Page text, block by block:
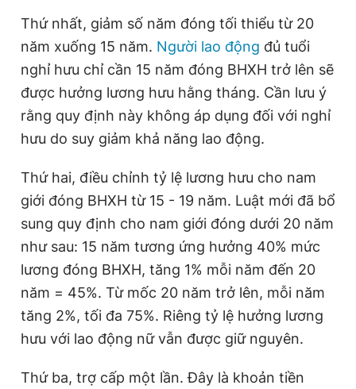
Thứ nhất, giảm số năm đóng tối thiểu từ 20
năm xuống 15 năm. Người lao động đủ tuổi
nghỉ hưu chỉ cần 15 năm đóng BHXH trở lên sẽ
được hưởng lương hưu hằng tháng. Cần lưu ý
rằng quy định này không áp dụng đối với nghỉ
hưu do suy giảm khả năng lao động.
Thứ hai, điều chỉnh tỷ lệ lương hưu cho nam
giới đóng BHXH từ 15 - 19 năm. Luật mới đã bổ
sung quy định cho nam giới đóng dưới 20 năm
như sau: 15 năm tương ứng hưởng 40% mức
lương đóng BHXH, tăng 1% mỗi năm đến 20
năm = 45%. Từ mốc 20 năm trở lên, mỗi năm
tăng 2%, tối đa 75%. Riêng tỷ lệ hưởng lương
hưu với lao động nữ vẫn được giữ nguyên.
Thứ ba, trợ cấp một lần. Đây là khoản tiền